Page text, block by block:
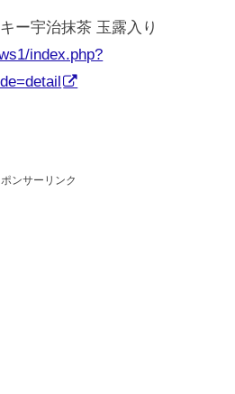
ー宇治抹茶 玉露入り
index.php?
ンサーリンク